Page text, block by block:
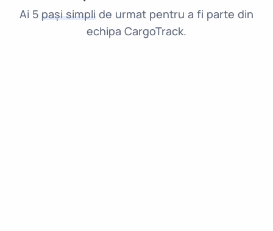
Ai 5pași simplide urmat pentru a fi parte din
echipa CargoTrack.